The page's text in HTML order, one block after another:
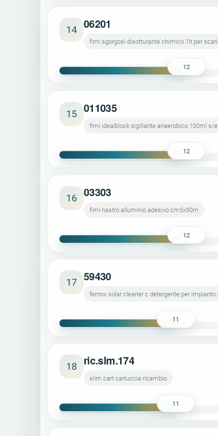
14 06201
fimi sgorgosì disotturante chimico 1lt per
12
15 011035
fimi idealblock sigillante anaerobico 100ml s/
12
16 03303
fimi nastro alluminio adesivo cm5x50m
12
17 59430
fernox solar cleaner c detergente per impianto
11
18 ric.slm.174
slim cart cartuccia ricambio
11